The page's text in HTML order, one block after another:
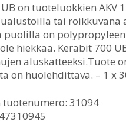
on tuoteluokkien AKV
tai roikkuvana
on
hiekkaa. Kerabit 700
aluskatteeksi.Tuote
on huolehdittava. – 1 x
31094